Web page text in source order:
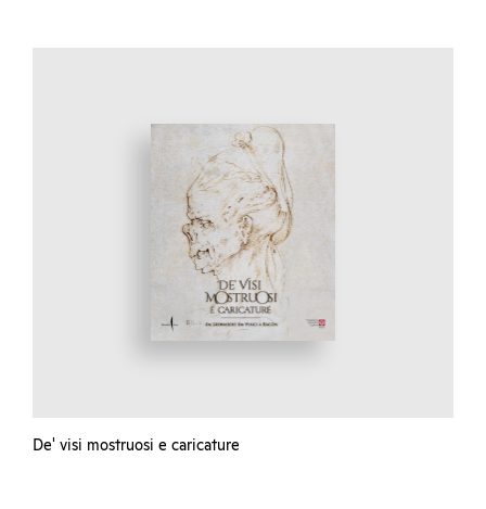
De' visi mostruosi e caricature